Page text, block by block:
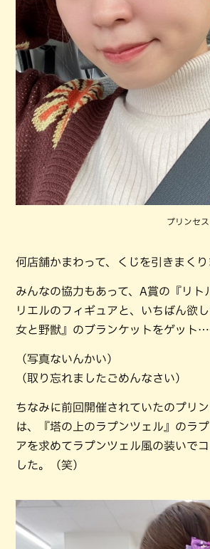
プリンセ
何店舗かまわって、くじを引きまく
みんなの協力もあって、A賞の『リト
リエルのフィギュアと、いちばん欲
女と野獣』のブランケットをゲット
（写真ないんかい）
（取り忘れましたごめんなさい）
ちなみに前回開催されていたのプリ
は、『塔の上のラプンツェル』のラ
アを求めてラプンツェル風の装いで
した。（笑）